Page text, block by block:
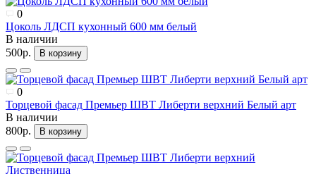
0
Цоколь ЛДСП кухонный 600 мм белый
В наличии
500р.
В корзину
0
Торцевой фасад Премьер ШВТ Либерти верхний Белый арт
В наличии
800р.
В корзину